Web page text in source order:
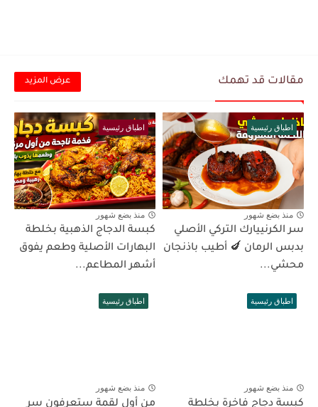
مقالات قد تهمك عرض المزيد
اطباق رئيسية
منذ بضع شهور
سر الكرنييارك التركي الأصلي
بدبس الرمان 🍆 أطيب باذنجان
محشي...
اطباق رئيسية
منذ بضع شهور
كبسة الدجاج الذهبية بخلطة
البهارات الأصلية وطعم يفوق
أشهر المطاعم...
اطباق رئيسية
منذ بضع شهور
كبسة دجاج فاخرة بخلطة
اطباق رئيسية
منذ بضع شهور
من أول لقمة ستعرفون سر